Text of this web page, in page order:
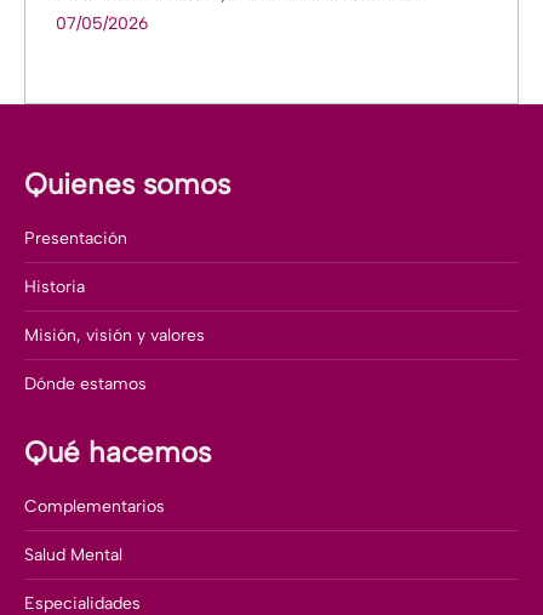
07/05/2026
Quienes somos
Presentación
Historia
Misión, visión y valores
Dónde estamos
Qué hacemos
Complementarios
Salud Mental
Especialidades